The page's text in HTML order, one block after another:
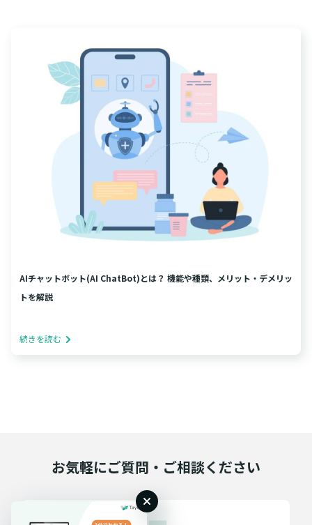
AIチャットボット(AI ChatBot)とは？ 機能や種類、メリット・デメリッ
トを解説
続きを読む
お気軽にご質問・ご相談ください